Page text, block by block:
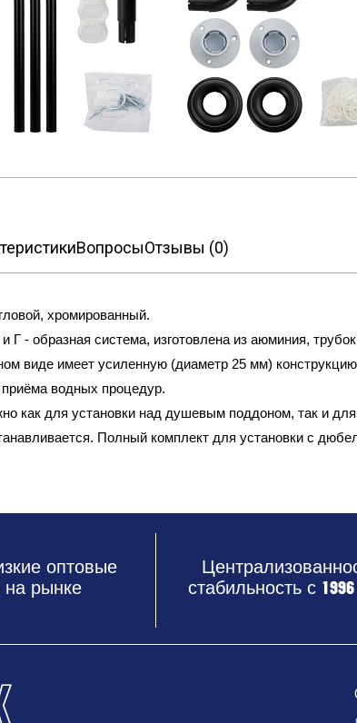
ВопросыОтзывы (0)
хромированный.
Г - образная система, изготовлена из аюминия,
виде имеет усиленную (диаметр 25 мм)
водных процедур.
как для установки над душевым поддоном, так и
Полный комплект для установки с
оптовые
на рынке
стабильность с